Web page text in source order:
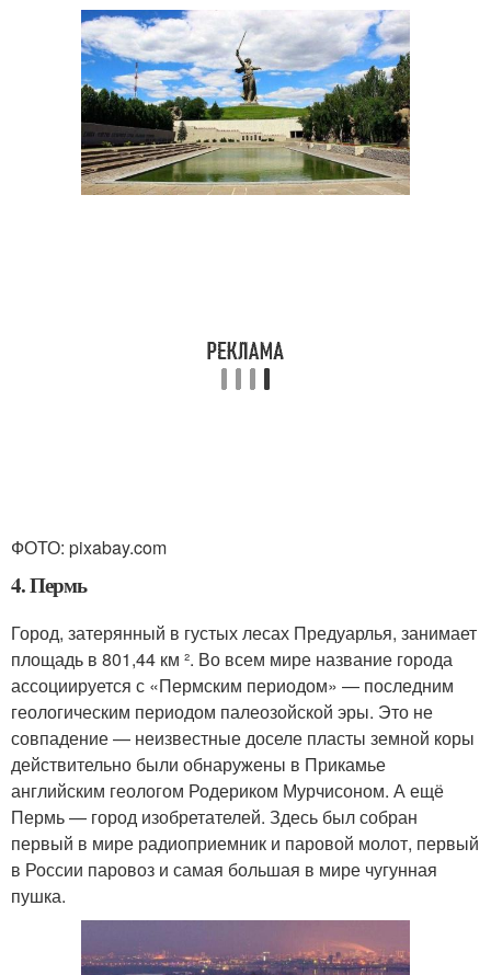
ФОТО: pixabay.com
4. Пермь
Город, затерянный в густых лесах Предуарлья, занимает
площадь в 801,44 км ². Во всем мире название города
ассоциируется с «Пермским периодом» — последним
геологическим периодом палеозойской эры. Это не
совпадение — неизвестные доселе пласты земной коры
действительно были обнаружены в Прикамье
английским геологом Родериком Мурчисоном. А ещё
Пермь — город изобретателей. Здесь был собран
первый в мире радиоприемник и паровой молот, первый
в России паровоз и самая большая в мире чугунная
пушка.